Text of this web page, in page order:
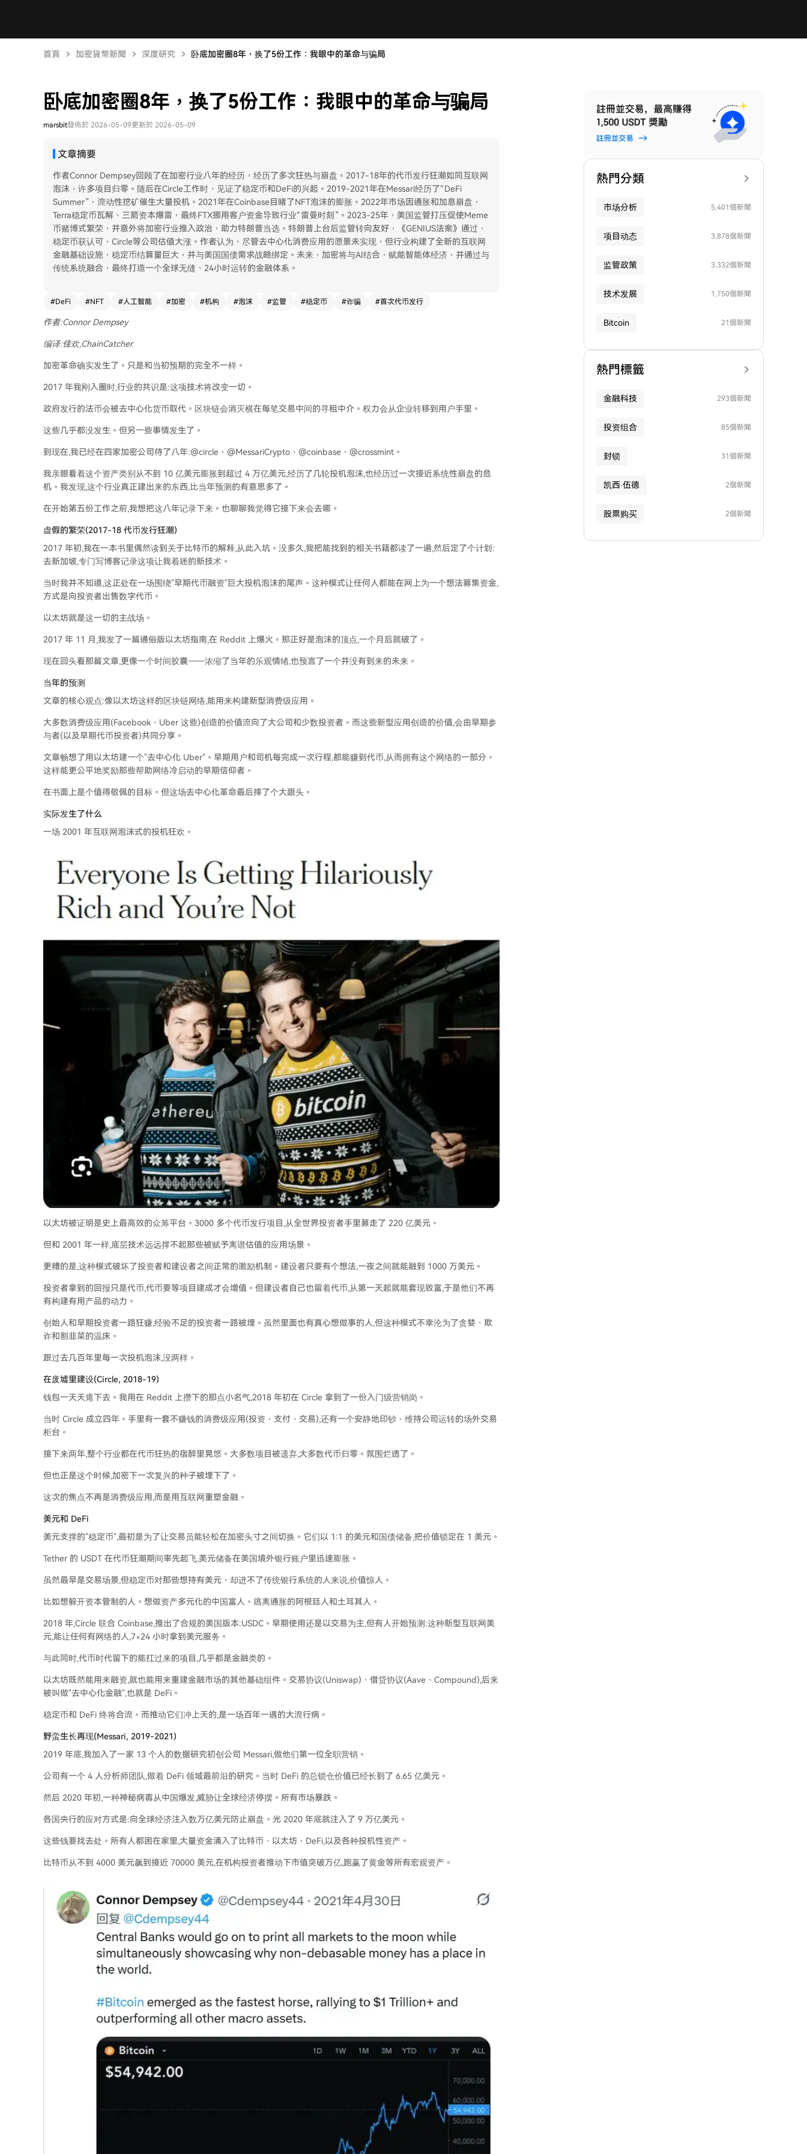
首頁 加密貨幣新聞 深度研究 卧底加密圈8年，换了5份工作：我眼中的革命与骗局
卧底加密圈8年，换了5份工作：我眼中的革命与骗局
marsbit發佈於 2026-05-09更新於 2026-05-09
文章摘要
作者Connor Dempsey回顾了在加密行业八年的经历，经历了多次狂热与崩盘。2017-18年的代币发行狂潮如同互联网
泡沫，许多项目归零。随后在Circle工作时，见证了稳定币和DeFi的兴起。2019-2021年在Messari经历了“DeFi
Summer”，流动性挖矿催生大量投机。2021年在Coinbase目睹了NFT泡沫的膨胀。2022年市场因通胀和加息崩盘，
Terra稳定币瓦解、三箭资本爆雷，最终FTX挪用客户资金导致行业“雷曼时刻”。2023-25年，美国监管打压促使Meme
币赌博式繁荣，并意外将加密行业推入政治，助力特朗普当选。特朗普上台后监管转向友好，《GENIUS法案》通过，
稳定币获认可，Circle等公司估值大涨。作者认为，尽管去中心化消费应用的愿景未实现，但行业构建了全新的互联网
金融基础设施，稳定币结算量巨大，并与美国国债需求战略绑定。未来，加密将与AI结合，赋能智能体经济，并通过与
传统系统融合，最终打造一个全球无缝、24小时运转的金融体系。
#DeFi #NFT #人工智能 #加密 #机构 #泡沫 #监管 #稳定币 #诈骗 #首次代币发行
作者:Connor Dempsey
编译:佳欢,ChainCatcher
加密革命确实发生了。只是和当初预期的完全不一样。
2017 年我刚入圈时,行业的共识是:这项技术将改变一切。
政府发行的法币会被去中心化货币取代。区块链会消灭横在每笔交易中间的寻租中介。权力会从企业转移到用户手里。
这些几乎都没发生。但另一些事情发生了。
到现在,我已经在四家加密公司待了八年:@circle、@MessariCrypto、@coinbase、@crossmint。
我亲眼看着这个资产类别从不到 10 亿美元膨胀到超过 4 万亿美元,经历了几轮投机泡沫,也经历过一次接近系统性崩盘的危
机。我发现,这个行业真正建出来的东西,比当年预测的有意思多了。
在开始第五份工作之前,我想把这八年记录下来。也聊聊我觉得它接下来会去哪。
虚假的繁荣(2017-18 代币发行狂潮)
2017 年初,我在一本书里偶然读到关于比特币的解释,从此入坑。没多久,我把能找到的相关书籍都读了一遍,然后定了个计划:
去新加坡,专门写博客记录这项让我着迷的新技术。
当时我并不知道,这正处在一场围绕"早期代币融资"巨大投机泡沫的尾声。这种模式让任何人都能在网上为一个想法募集资金,
方式是向投资者出售数字代币。
以太坊就是这一切的主战场。
2017 年 11 月,我发了一篇通俗版以太坊指南,在 Reddit 上爆火。那正好是泡沫的顶点,一个月后就破了。
现在回头看那篇文章,更像一个时间胶囊——浓缩了当年的乐观情绪,也预言了一个并没有到来的未来。
当年的预测
文章的核心观点:像以太坊这样的区块链网络,能用来构建新型消费级应用。
大多数消费级应用(Facebook、Uber 这些)创造的价值流向了大公司和少数投资者。而这些新型应用创造的价值,会由早期参
与者(以及早期代币投资者)共同分享。
文章畅想了用以太坊建一个"去中心化 Uber"。早期用户和司机每完成一次行程,都能赚到代币,从而拥有这个网络的一部分。
这样能更公平地奖励那些帮助网络冷启动的早期信仰者。
在书面上是个值得敬佩的目标。但这场去中心化革命最后摔了个大跟头。
实际发生了什么
一场 2001 年互联网泡沫式的投机狂欢。
以太坊被证明是史上最高效的众筹平台。3000 多个代币发行项目,从全世界投资者手里募走了 220 亿美元。
但和 2001 年一样,底层技术远远撑不起那些被赋予离谱估值的应用场景。
更糟的是,这种模式破坏了投资者和建设者之间正常的激励机制。建设者只要有个想法,一夜之间就能融到 1000 万美元。
投资者拿到的回报只是代币,代币要等项目建成才会增值。但建设者自己也留着代币,从第一天起就能套现致富,于是他们不再
有构建有用产品的动力。
创始人和早期投资者一路狂赚,经验不足的投资者一路被埋。虽然里面也有真心想做事的人,但这种模式不幸沦为了贪婪、欺
诈和割韭菜的温床。
跟过去几百年里每一次投机泡沫,没两样。
在废墟里建设(Circle, 2018-19)
钱包一天天瘪下去。我用在 Reddit 上攒下的那点小名气,2018 年初在 Circle 拿到了一份入门级营销岗。
当时 Circle 成立四年。手里有一套不赚钱的消费级应用(投资、支付、交易),还有一个安静地印钞、维持公司运转的场外交易
柜台。
接下来两年,整个行业都在代币狂热的宿醉里晃悠。大多数项目被遗弃,大多数代币归零。氛围烂透了。
但也正是这个时候,加密下一次复兴的种子被埋下了。
这次的焦点不再是消费级应用,而是用互联网重塑金融。
美元和 DeFi
美元支撑的"稳定币",最初是为了让交易员能轻松在加密头寸之间切换。它们以 1:1 的美元和国债储备,把价值锁定在 1 美元。
Tether 的 USDT 在代币狂潮期间率先起飞,美元储备在美国境外银行账户里迅速膨胀。
虽然最早是交易场景,但稳定币对那些想持有美元、却进不了传统银行系统的人来说,价值惊人。
比如想躲开资本管制的人。想做资产多元化的中国富人。逃离通胀的阿根廷人和土耳其人。
2018 年,Circle 联合 Coinbase,推出了合规的美国版本:USDC。早期使用还是以交易为主,但有人开始预测:这种新型互联网美
元,能让任何有网络的人,7×24 小时拿到美元服务。
与此同时,代币时代留下的能扛过来的项目,几乎都是金融类的。
以太坊既然能用来融资,就也能用来重建金融市场的其他基础组件。交易协议(Uniswap)、借贷协议(Aave、Compound),后来
被叫做"去中心化金融",也就是 DeFi。
稳定币和 DeFi 终将合流。而推动它们冲上天的,是一场百年一遇的大流行病。
野蛮生长再现(Messari, 2019-2021)
2019 年底,我加入了一家 13 个人的数据研究初创公司 Messari,做他们第一位全职营销。
公司有一个 4 人分析师团队,做着 DeFi 领域最前沿的研究。当时 DeFi 的总锁仓价值已经长到了 6.65 亿美元。
然后 2020 年初,一种神秘病毒从中国爆发,威胁让全球经济停摆。所有市场暴跌。
各国央行的应对方式是:向全球经济注入数万亿美元防止崩盘。光 2020 年底就注入了 9 万亿美元。
这些钱要找去处。所有人都困在家里,大量资金涌入了比特币、以太坊、DeFi,以及各种投机性资产。
比特币从不到 4000 美元飙到接近 70000 美元,在机构投资者推动下市值突破万亿,跑赢了黄金等所有宏观资产。
熱門分類
市场分析 5,401個新聞
项目动态 3,878個新聞
监管政策 3,332個新聞
技术发展 1,750個新聞
Bitcoin 21個新聞
熱門標籤
金融科技 293個新聞
投资组合 85個新聞
封锁 31個新聞
凯西·伍德 2個新聞
股票购买 2個新聞